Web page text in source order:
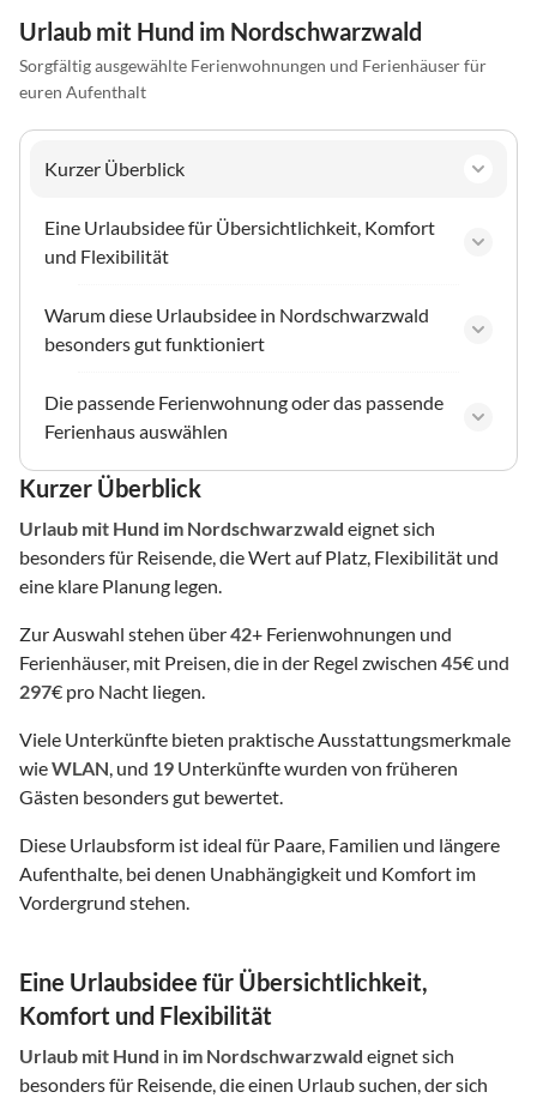
Urlaub mit Hund im Nordschwarzwald
Sorgfältig ausgewählte Ferienwohnungen und Ferienhäuser für
euren Aufenthalt
Kurzer Überblick
Eine Urlaubsidee für Übersichtlichkeit, Komfort
und Flexibilität
Warum diese Urlaubsidee in Nordschwarzwald
besonders gut funktioniert
Die passende Ferienwohnung oder das passende
Ferienhaus auswählen
Kurzer Überblick
Urlaub mit Hund im Nordschwarzwald eignet sich
besonders für Reisende, die Wert auf Platz, Flexibilität und
eine klare Planung legen.
Zur Auswahl stehen über42+ Ferienwohnungen und
Ferienhäuser, mit Preisen, die in der Regel zwischen 45€ und
297€ pro Nacht liegen.
Viele Unterkünfte bieten praktische Ausstattungsmerkmale
wieWLAN, und 19 Unterkünfte wurden von früheren
Gästen besonders gut bewertet.
Diese Urlaubsform ist ideal für Paare, Familien und längere
Aufenthalte, bei denen Unabhängigkeit und Komfort im
Vordergrund stehen.
Eine Urlaubsidee für Übersichtlichkeit,
Komfort und Flexibilität
Urlaub mit Hund in im Nordschwarzwald eignet sich
besonders für Reisende, die einen Urlaub suchen, der sich